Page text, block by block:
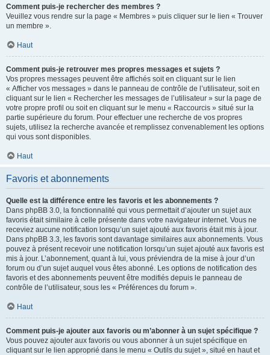
Comment puis-je rechercher des membres ?
Veuillez vous rendre sur la page « Membres » puis cliquer sur le lien « Trouver
un membre ».
Haut
Comment puis-je retrouver mes propres messages et sujets ?
Vos propres messages peuvent être affichés soit en cliquant sur le lien
« Afficher vos messages » dans le panneau de contrôle de l’utilisateur, soit en
cliquant sur le lien « Rechercher les messages de l’utilisateur » sur la page de
votre propre profil ou soit en cliquant sur le menu « Raccourcis » situé sur la
partie supérieure du forum. Pour effectuer une recherche de vos propres
sujets, utilisez la recherche avancée et remplissez convenablement les options
qui vous sont disponibles.
Haut
Favoris et abonnements
Quelle est la différence entre les favoris et les abonnements ?
Dans phpBB 3.0, la fonctionnalité qui vous permettait d’ajouter un sujet aux
favoris était similaire à celle présente dans votre navigateur internet. Vous ne
receviez aucune notification lorsqu’un sujet ajouté aux favoris était mis à jour.
Dans phpBB 3.3, les favoris sont davantage similaires aux abonnements. Vous
pouvez à présent recevoir une notification lorsqu’un sujet ajouté aux favoris est
mis à jour. L’abonnement, quant à lui, vous préviendra de la mise à jour d’un
forum ou d’un sujet auquel vous êtes abonné. Les options de notification des
favoris et des abonnements peuvent être modifiés depuis le panneau de
contrôle de l’utilisateur, sous les « Préférences du forum ».
Haut
Comment puis-je ajouter aux favoris ou m’abonner à un sujet spécifique ?
Vous pouvez ajouter aux favoris ou vous abonner à un sujet spécifique en
cliquant sur le lien approprié dans le menu « Outils du sujet », situé en haut et